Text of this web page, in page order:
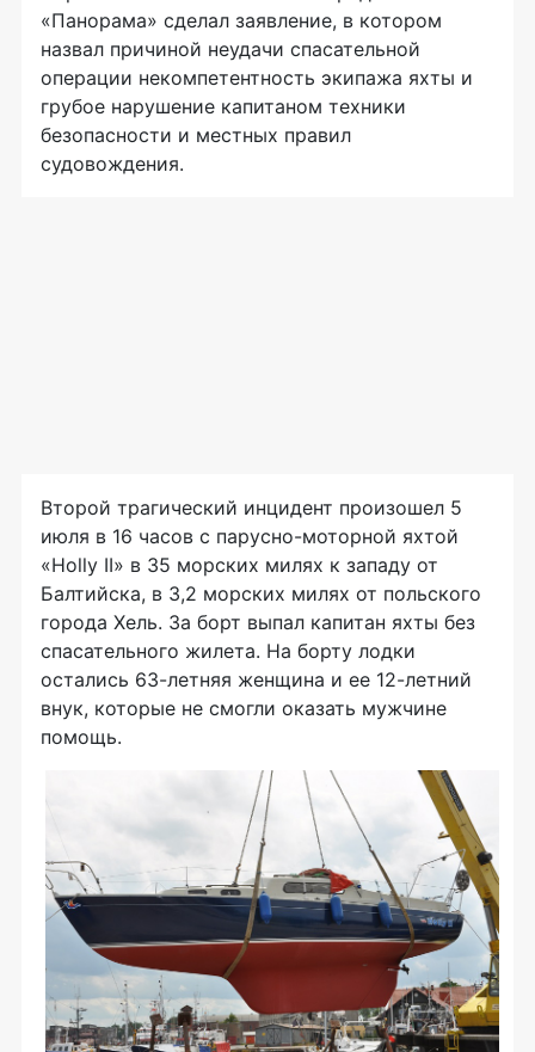
«Панорама» сделал заявление, в котором
назвал причиной неудачи спасательной
операции некомпетентность экипажа яхты и
грубое нарушение капитаном техники
безопасности и местных правил
судовождения.
Второй трагический инцидент произошел 5
июля в 16 часов с парусно-моторной яхтой
«Holly II» в 35 морских милях к западу от
Балтийска, в 3,2 морских милях от польского
города Хель. За борт выпал капитан яхты без
спасательного жилета. На борту лодки
остались 63-летняя женщина и ее 12-летний
внук, которые не смогли оказать мужчине
помощь.